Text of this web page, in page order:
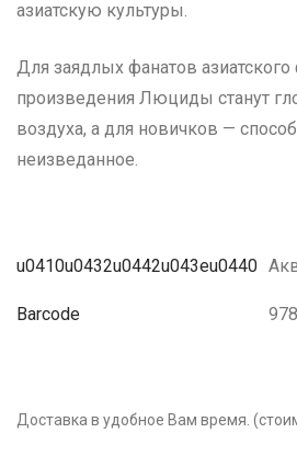
азиатскую культуры.
Для заядлых фанатов азиатского
произведения Люциды станут
воздуха, а для новичков —
неизведанное.
u0410u0432u0442u043eu0440
Barcode
Доставка в удобное Вам время.